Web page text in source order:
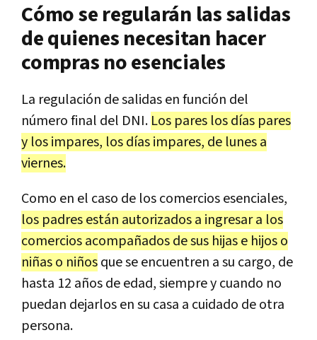
Cómo se regularán las salidas
de quienes necesitan hacer
compras no esenciales
La regulación de salidas en función del
número final del DNI. Los pares los días pares
y los impares, los días impares, de lunes a
viernes.
Como en el caso de los comercios esenciales,
los padres están autorizados a ingresar a los
comercios acompañados de sus hijas e hijos o
niñas o niñosque se encuentren a su cargo, de
hasta 12 años de edad, siempre y cuando no
puedan dejarlos en su casa a cuidado de otra
persona.